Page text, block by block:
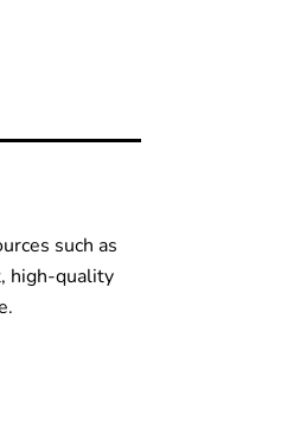
such as
high-quality